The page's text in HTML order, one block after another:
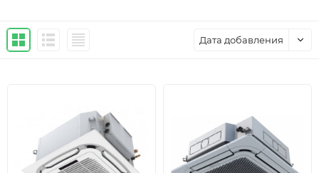
Дата добавления